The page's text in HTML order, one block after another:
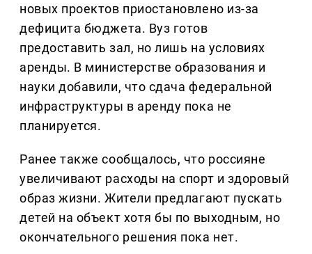
новых проектов приостановлено из-за
дефицита бюджета. Вуз готов
предоставить зал, но лишь на условиях
аренды. В министерстве образования и
науки добавили, что сдача федеральной
инфраструктуры в аренду пока не
планируется.
Ранее также сообщалось, что россияне
увеличивают расходы на спорт и здоровый
образ жизни. Жители предлагают пускать
детей на объект хотя бы по выходным, но
окончательного решения пока нет.